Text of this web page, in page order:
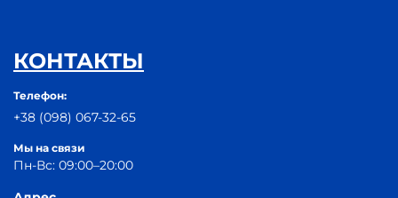
КОНТАКТЫ
Телефон:
+38 (098) 067-32-65
Мы на связи
Пн-Вс: 09:00–20:00